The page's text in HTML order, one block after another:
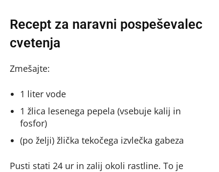
Recept za naravni pospeševalec
cvetenja
Zmešajte:
1 liter vode
1 žlica lesenega pepela (vsebuje kalij in
fosfor)
(po želji) žlička tekočega izvlečka gabeza
Pusti stati 24 ur in zalij okoli rastline. To je